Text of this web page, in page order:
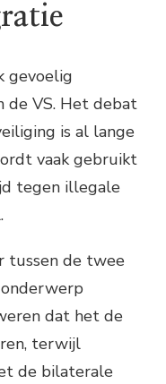
gevoelig
de VS. Het debat
is al lange
vaak gebruikt
tegen illegale
tussen de twee
dat het de
terwijl
de bilaterale